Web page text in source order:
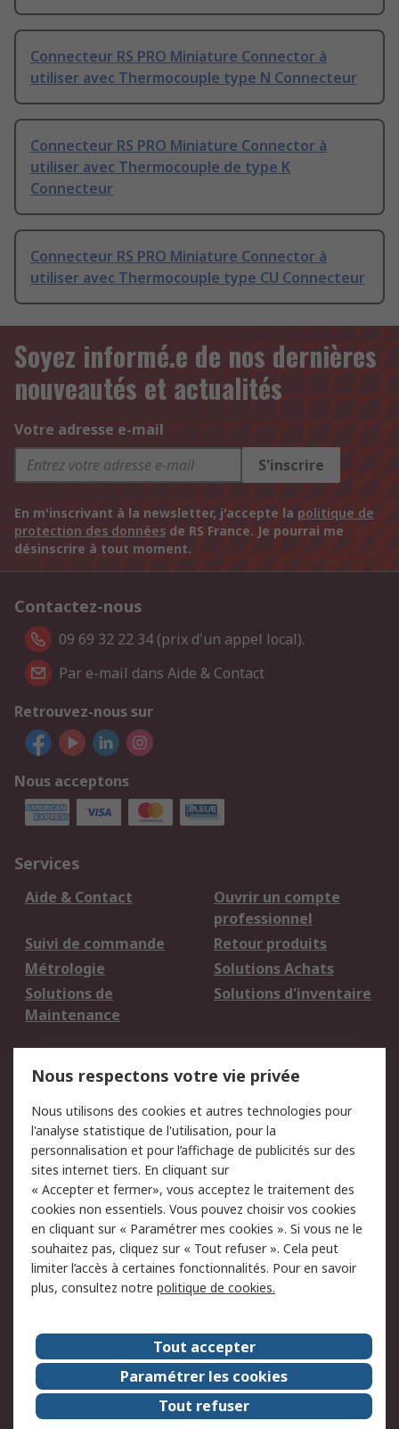
Connecteur RS PRO Miniature Connector à
utiliser avec Thermocouple type N Connecteur
Connecteur RS PRO Miniature Connector à
utiliser avec Thermocouple de type K
Connecteur
Connecteur RS PRO Miniature Connector à
utiliser avec Thermocouple type CU Connecteur
Soyez informé.e de nos dernières
nouveautés et actualités
Votre adresse e-mail
S'inscrire
En m'inscrivant à la newsletter, j'accepte la politique de
protection des données de RS France. Je pourrai me
désinscrire à tout moment.
Contactez-nous
09 69 32 22 34 (prix d'un appel local).
Par e-mail dans Aide & Contact
Retrouvez-nous sur
Nous acceptons
Services
Aide & Contact
Ouvrir un compte
professionnel
Suivi de commande
Retour produits
Métrologie
Solutions Achats
Solutions de
Maintenance
Solutions d'inventaire
du site
Politique de protection
des données - Mise à
jour
Sécurité des E-mails
Conditions générales
de vente
Politique anti-
corruption
Campagnes marketing
A propos de RS
A propos de RS France
Evénements
Le groupe RS Group Plc
Presse
RS dans le monde
Démarche RSE
Nous rejoindre
RS Particuliers
Nous respectons votre vie privée
Nous utilisons des cookies et autres technologies pour
l'analyse statistique de l'utilisation, pour la
personnalisation et pour l’affichage de publicités sur des
sites internet tiers. En cliquant sur
« Accepter et fermer», vous acceptez le traitement des
cookies non essentiels. Vous pouvez choisir vos cookies
en cliquant sur « Paramétrer mes cookies ». Si vous ne le
souhaitez pas, cliquez sur « Tout refuser ». Cela peut
limiter l’accès à certaines fonctionnalités. Pour en savoir
plus, consultez notre politique de cookies.
Tout accepter
Paramétrer les cookies
Tout refuser